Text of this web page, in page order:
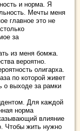
и норма. Я
Мечты меня
главное это не
за
из меня бомжа.
вероятно.
олигарха.
по которой живет
о выходе за рамки
Для каждой
норма
влияние
Чтобы жить нужно